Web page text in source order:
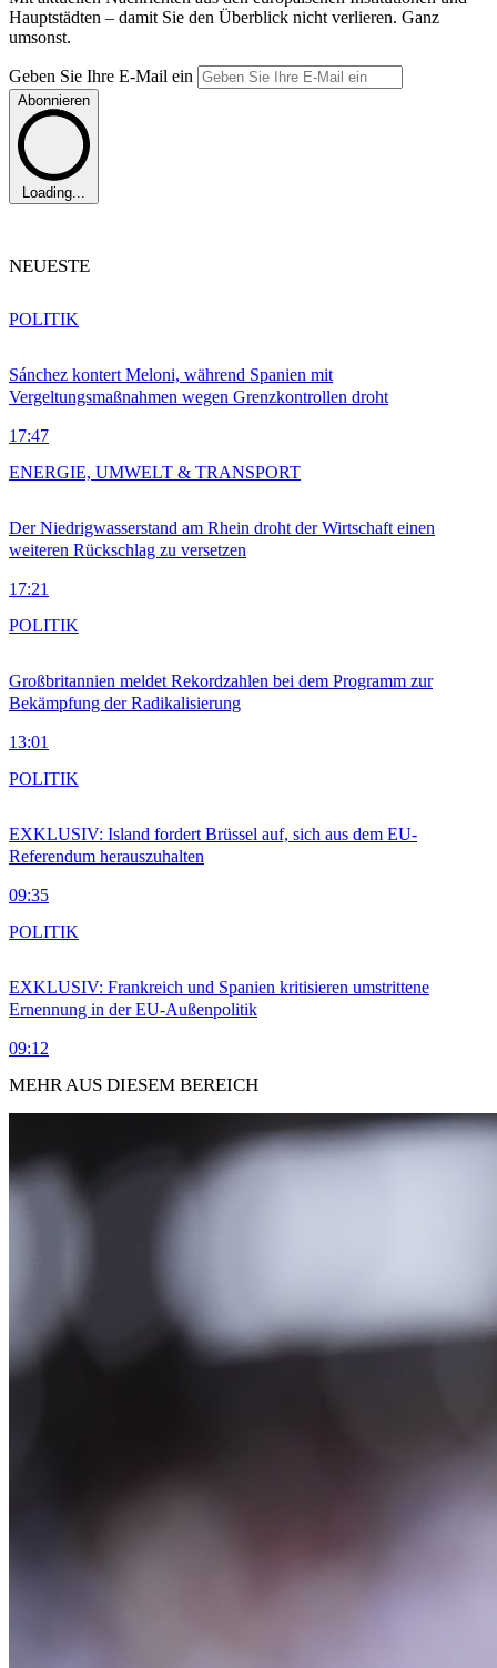
Hauptstädten – damit Sie den Überblick nicht verlieren. Ganz
umsonst.
Geben Sie Ihre E-Mail ein
Abonnieren
Loading...
NEUESTE
Sánchez kontert Meloni, während Spanien mit
Vergeltungsmaßnahmen wegen Grenzkontrollen droht
17:47
POLITIK
Der Niedrigwasserstand am Rhein droht der Wirtschaft einen
weiteren Rückschlag zu versetzen
17:21
ENERGIE, UMWELT & TRANSPORT
Großbritannien meldet Rekordzahlen bei dem Programm zur
Bekämpfung der Radikalisierung
13:01
POLITIK
EXKLUSIV: Island fordert Brüssel auf, sich aus dem EU-
Referendum herauszuhalten
09:35
POLITIK
EXKLUSIV: Frankreich und Spanien kritisieren umstrittene
Ernennung in der EU-Außenpolitik
09:12
POLITIK
MEHR AUS DIESEM BEREICH